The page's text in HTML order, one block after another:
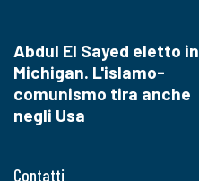
Contatti
Abdul El Sayed eletto in
Michigan. L'islamo-
comunismo tira anche
negli Usa